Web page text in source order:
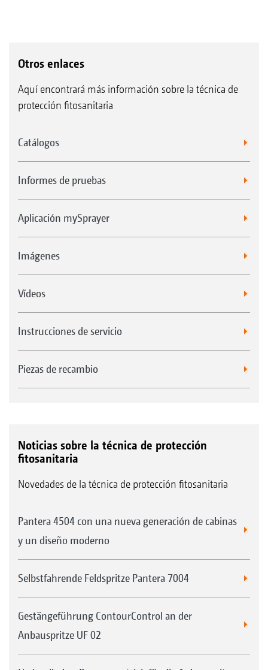
Otros enlaces
Aquí encontrará más información sobre la técnica de
protección fitosanitaria
Catálogos
Informes de pruebas
Aplicación mySprayer
Imágenes
Vídeos
Instrucciones de servicio
Piezas de recambio
Noticias sobre la técnica de protección
fitosanitaria
Novedades de la técnica de protección fitosanitaria
Pantera 4504 con una nueva generación de cabinas
y un diseño moderno
Selbstfahrende Feldspritze Pantera 7004
Gestängeführung ContourControl an der
Anbauspritze UF 02